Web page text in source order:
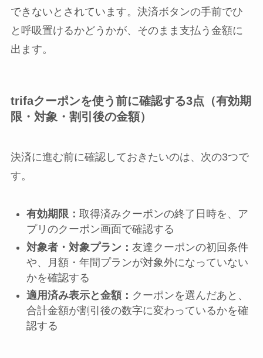
できないとされています。決済ボタンの手前でひ
と呼吸置けるかどうかが、そのまま支払う金額に
出ます。
trifaクーポンを使う前に確認する3点（有効期
限・対象・割引後の金額）
決済に進む前に確認しておきたいのは、次の3つで
す。
有効期限： 取得済みクーポンの終了日時を、ア
プリのクーポン画面で確認する
対象者・対象プラン： 友達クーポンの初回条件
や、月額・年間プランが対象外になっていない
かを確認する
適用済み表示と金額： クーポンを選んだあと、
合計金額が割引後の数字に変わっているかを確
認する